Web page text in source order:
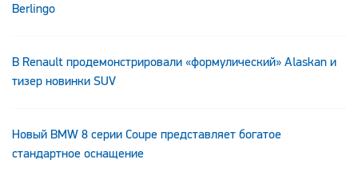
Berlingo
В Renault продемонстрировали «формулический» Alaskan и
тизер новинки SUV
Новый BMW 8 серии Coupe представляет богатое
стандартное оснащение